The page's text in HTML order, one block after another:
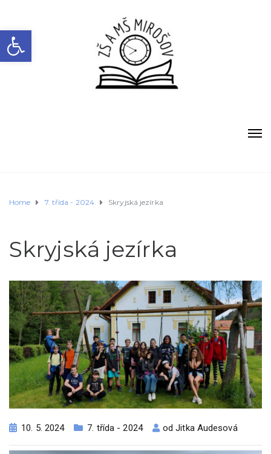
Open toolbar
Home 7. třída - 2024 Skryjská jezírka
Skryjská jezírka
10. 5. 2024 7. třída - 2024 odJitka Audesová